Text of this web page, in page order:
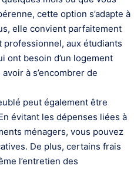
cette option s’adapte à
elle convient parfaitement
aux étudiants
ont besoin d’un logement
à s’encombrer de
peut également être
évitant les dépenses liées à
ménagers, vous pouvez
De plus, certains frais
l’entretien des